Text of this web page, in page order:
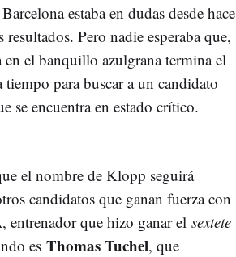
estaba en dudas desde hace
Pero nadie esperaba que,
el banquillo azulgrana termina el
tiempo para buscar a un candidato
se encuentra en estado crítico.
el nombre de Klopp seguirá
candidatos que ganan fuerza con
, entrenador que hizo ganar el sextete
es Thomas Tuchel, que